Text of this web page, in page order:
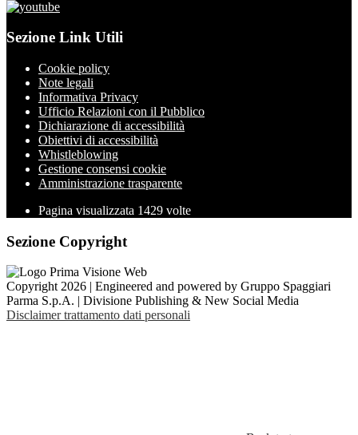
Sezione Link Utili
Cookie policy
Note legali
Informativa Privacy
Ufficio Relazioni con il Pubblico
Dichiarazione di accessibilità
Obiettivi di accessibilità
Whistleblowing
Gestione consensi cookie
Amministrazione trasparente
Pagina visualizzata 1429 volte
Sezione Copyright
Copyright 2026 | Engineered and powered by Gruppo Spaggiari
Parma S.p.A. | Divisione Publishing & New Social Media
Disclaimer trattamento dati personali